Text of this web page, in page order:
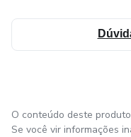
O conteúdo deste
Se você vir informações